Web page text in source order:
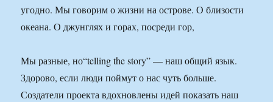
угодно. Мы говорим о жизни на острове. О близости
океана. О джунглях и горах, посреди гор,
Мы разные, но“telling the story” — наш общий язык.
Здорово, если люди поймут о нас чуть больше.
Создатели проекта вдохновлены идей показать наш